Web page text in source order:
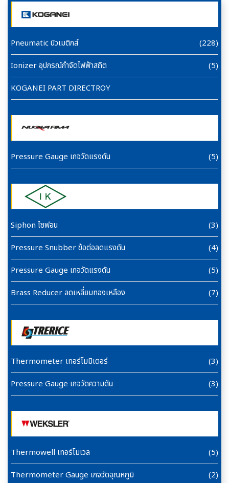
Pneumatic นิวเมติกส์
(228)
Ionizer อุปกรณ์กำจัดไฟฟ้าสถิต
(5)
KOGANEI PART DIRECTROY
Pressure Gauge เกจวัดแรงดัน (5)
Siphon ไซฟอน
(3)
Pressure Snubber ข้อต่อลดแรงดัน
(4)
Pressure Gauge เกจวัดแรงดัน
(5)
Brass Reducer ลดเหลี่ยมทองเหลือง
(7)
Thermometer เทอร์โมมิเตอร์
(3)
Pressure Gauge เกจวัดความดัน
(3)
Thermowell เทอร์โมเวล
(5)
Thermometer Gauge เกจวัดอุณหภูมิ
(2)